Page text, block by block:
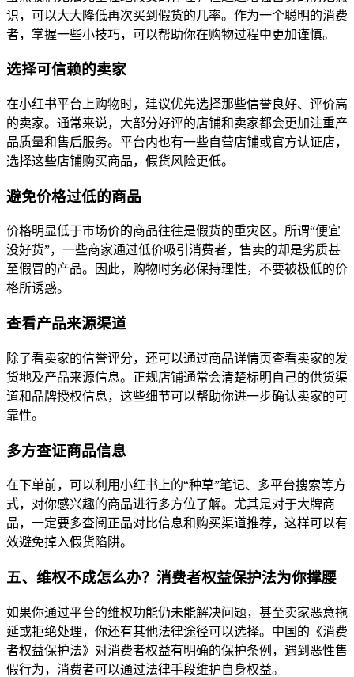
识，可以大大降低再次买到假货的几率。作为一个聪明的消费
者，掌握一些小技巧，可以帮助你在购物过程中更加谨慎。
选择可信赖的卖家
在小红书平台上购物时，建议优先选择那些信誉良好、评价高
的卖家。通常来说，大部分好评的店铺和卖家都会更加注重产
品质量和售后服务。平台内也有一些自营店铺或官方认证店，
选择这些店铺购买商品，假货风险更低。
避免价格过低的商品
价格明显低于市场价的商品往往是假货的重灾区。所谓“便宜
没好货”，一些商家通过低价吸引消费者，售卖的却是劣质甚
至假冒的产品。因此，购物时务必保持理性，不要被极低的价
格所诱惑。
查看产品来源渠道
除了看卖家的信誉评分，还可以通过商品详情页查看卖家的发
货地及产品来源信息。正规店铺通常会清楚标明自己的供货渠
道和品牌授权信息，这些细节可以帮助你进一步确认卖家的可
靠性。
多方查证商品信息
在下单前，可以利用小红书上的“种草”笔记、多平台搜索等方
式，对你感兴趣的商品进行多方位了解。尤其是对于大牌商
品，一定要多查阅正品对比信息和购买渠道推荐，这样可以有
效避免掉入假货陷阱。
五、维权不成怎么办？消费者权益保护法为你撑腰
如果你通过平台的维权功能仍未能解决问题，甚至卖家恶意拖
延或拒绝处理，你还有其他法律途径可以选择。中国的《消费
者权益保护法》对消费者权益有明确的保护条例，遇到恶性售
假行为，消费者可以通过法律手段维护自身权益。